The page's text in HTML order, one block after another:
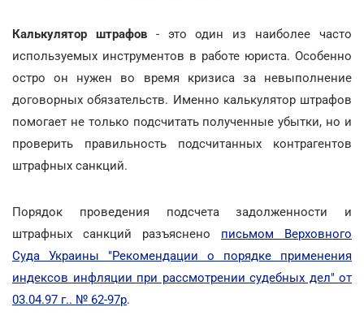
Калькулятор штрафов- это один из наиболее часто
используемых инструментов в работе юриста. Особенно
остро он нужен во время кризиса за невыполнение
договорных обязательств. Именно калькулятор штрафов
помогает не только подсчитать полученные убытки, но и
проверить правильность подсчитанных контрагентов
штрафных санкций.
Порядок проведения подсчета задолженности и
штрафных санкций разъяснено письмом Верховного
Суда Украины "Рекомендации о порядке применения
индексов инфляции при рассмотрении судебных дел" от
03.04.97 г.. № 62-97р.